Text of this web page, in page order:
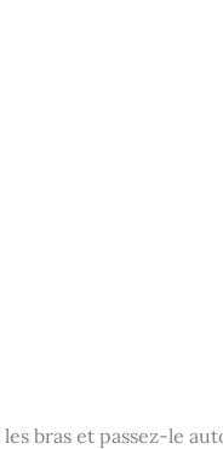
bras et passez-le